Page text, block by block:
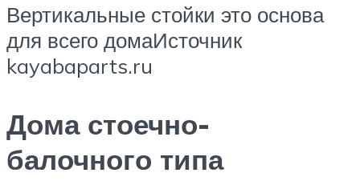
Вертикальные стойки это основа
для всего домаИсточник
kayabaparts.ru
Дома стоечно-
балочного типа